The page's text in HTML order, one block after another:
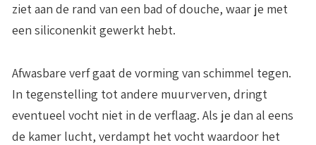
ziet aan de rand van een bad of douche, waar je met
een siliconenkit gewerkt hebt.
Afwasbare verf gaat de vorming van schimmel tegen.
In tegenstelling tot andere muurverven, dringt
eventueel vocht niet in de verflaag. Als je dan al eens
de kamer lucht, verdampt het vocht waardoor het